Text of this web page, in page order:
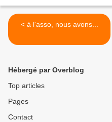
< à l'asso, nous avons...
Hébergé par Overblog
Top articles
Pages
Contact